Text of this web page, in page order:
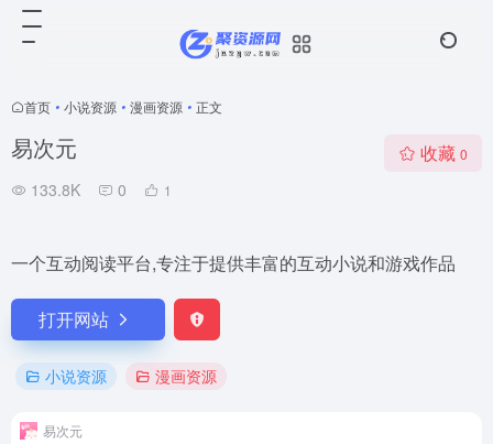
首页 • 小说资源 • 漫画资源 • 正文
易次元
133.8K 0 1
收藏 0
一个互动阅读平台,专注于提供丰富的互动小说和游戏作品
打开网站
小说资源 漫画资源
易次元